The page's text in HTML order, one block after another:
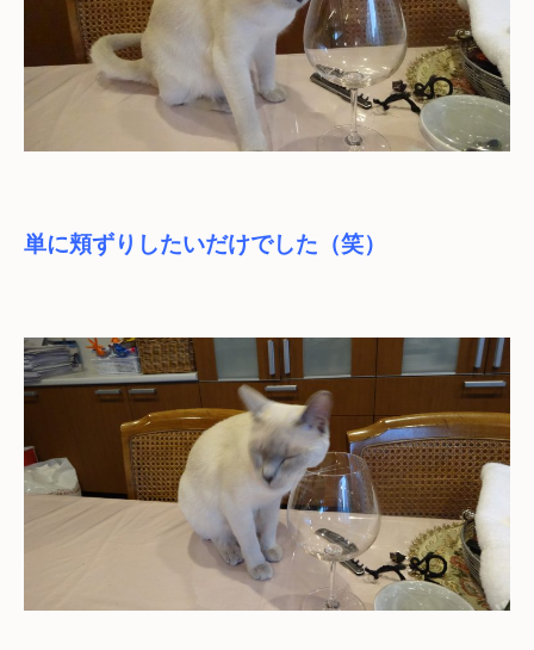
単に頬ずりしたいだけでした（笑）